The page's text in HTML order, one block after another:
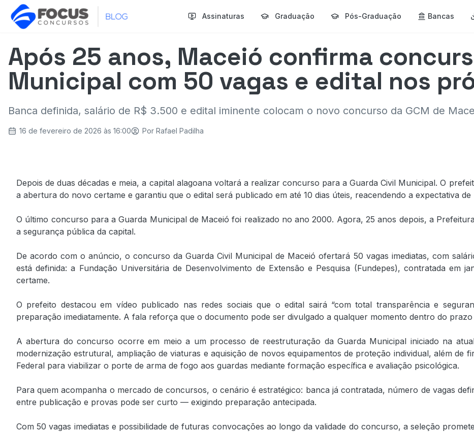
Assinaturas Graduação Pós-Graduação Bancas
Após 25 anos, Maceió confirma
Municipal com 50 vagas e edital nos
Banca definida, salário de R$ 3.500 e edital iminente colocam o novo concurso da GCM de
16 de fevereiro de 2026 às 16:00 Por Rafael Padilha
Depois de duas décadas e meia, a capital alagoana voltará a realizar concurso para a Guarda Civil Municipal. O
a abertura do novo certame e garantiu que o edital será publicado em até 10 dias úteis, reacendendo a expectativa
O último concurso para a Guarda Municipal de Maceió foi realizado no ano 2000. Agora, 25 anos depois, a
a segurança pública da capital.
De acordo com o anúncio, o concurso da Guarda Civil Municipal de Maceió ofertará 50 vagas imediatas, com
está definida: a Fundação Universitária de Desenvolvimento de Extensão e Pesquisa (Fundepes), contratada em
certame.
O prefeito destacou em vídeo publicado nas redes sociais que o edital sairá “com total transparência e
preparação imediatamente. A fala reforça que o documento pode ser divulgado a qualquer momento dentro do
A abertura do concurso ocorre em meio a um processo de reestruturação da Guarda Municipal iniciado na
modernização estrutural, ampliação de viaturas e aquisição de novos equipamentos de proteção individual, além de
Federal para viabilizar o porte de arma de fogo aos guardas mediante formação específica e avaliação psicológica.
Para quem acompanha o mercado de concursos, o cenário é estratégico: banca já contratada, número de vagas
entre publicação e provas pode ser curto — exigindo preparação antecipada.
Com 50 vagas imediatas e possibilidade de futuras convocações ao longo da validade do concurso, a seleção